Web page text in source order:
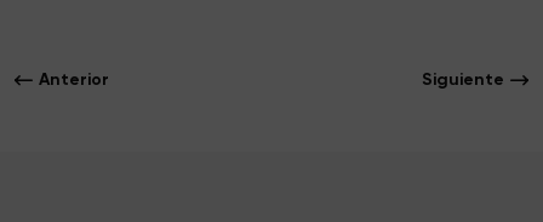
Anterior Siguiente